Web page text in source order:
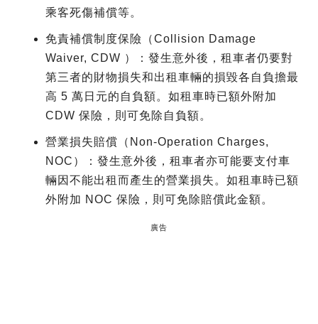
乘客死傷補償等。
免責補償制度保險（Collision Damage
Waiver, CDW ）：發生意外後，租車者仍要對
第三者的財物損失和出租車輛的損毀各自負擔最
高 5 萬日元的自負額。如租車時已額外附加
CDW 保險，則可免除自負額。
營業損失賠償（Non-Operation Charges,
NOC）：發生意外後，租車者亦可能要支付車
輛因不能出租而產生的營業損失。如租車時已額
外附加 NOC 保險，則可免除賠償此金額。
廣告